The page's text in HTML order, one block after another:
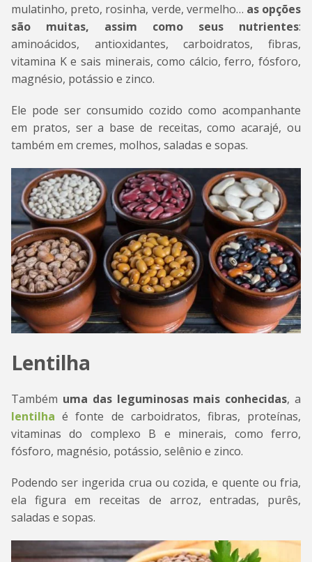
mulatinho, preto, rosinha, verde, vermelho… as opções
são muitas, assim como seus nutrientes:
aminoácidos, antioxidantes, carboidratos, fibras,
vitamina K e sais minerais, como cálcio, ferro, fósforo,
magnésio, potássio e zinco.
Ele pode ser consumido cozido como acompanhante
em pratos, ser a base de receitas, como acarajé, ou
também em cremes, molhos, saladas e sopas.
Lentilha
Também uma das leguminosas mais conhecidas, a
lentilha é fonte de carboidratos, fibras, proteínas,
vitaminas do complexo B e minerais, como ferro,
fósforo, magnésio, potássio, selênio e zinco.
Podendo ser ingerida crua ou cozida, e quente ou fria,
ela figura em receitas de arroz, entradas, purês,
saladas e sopas.